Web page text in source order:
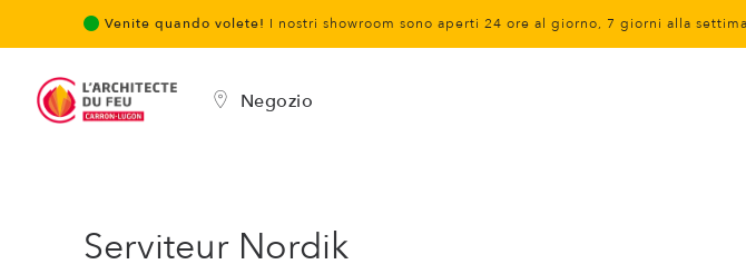
Venite quando volete! I nostri showroom sono aperti 24 ore al giorno, 7 giorni alla
Negozio
Serviteur Nordik